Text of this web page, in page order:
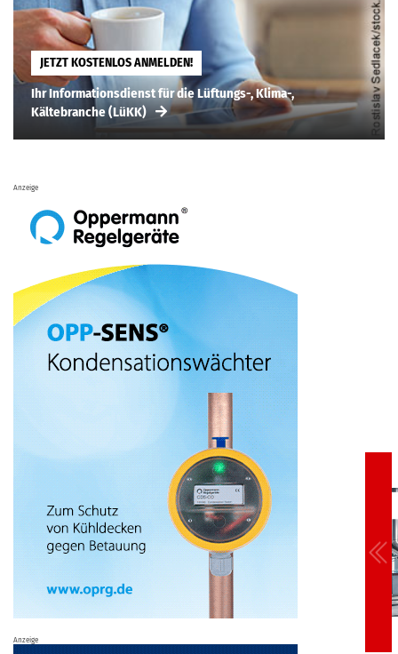
JETZT KOSTENLOS ANMELDEN!
Ihr Informationsdienst für die Lüftungs-, Klima-,
Kältebranche (LüKK)
Anzeige
Anzeige